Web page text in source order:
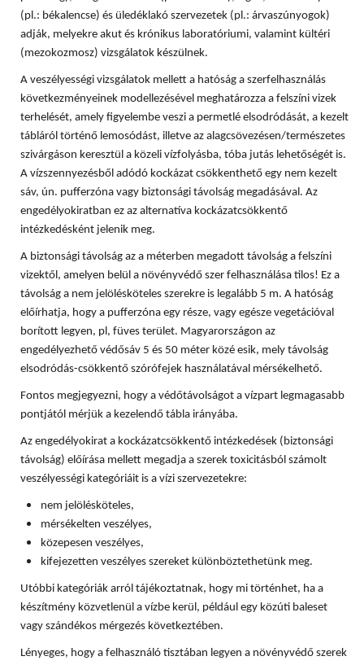
(pl.: békalencse) és üledéklakó szervezetek (pl.: árvaszúnyogok)
adják, melyekre akut és krónikus laboratóriumi, valamint kültéri
(mezokozmosz) vizsgálatok készülnek.
A veszélyességi vizsgálatok mellett a hatóság a szerfelhasználás
következményeinek modellezésével meghatározza a felszíni vizek
terhelését, amely figyelembe veszi a permetlé elsodródását, a kezelt
tábláról történő lemosódást, illetve az alagcsövezésen/természetes
szivárgáson keresztül a közeli vízfolyásba, tóba jutás lehetőségét is.
A vízszennyezésből adódó kockázat csökkenthető egy nem kezelt
sáv, ún. pufferzóna vagy biztonsági távolság megadásával. Az
engedélyokiratban ez az alternatíva kockázatcsökkentő
intézkedésként jelenik meg.
A biztonsági távolság az a méterben megadott távolság a felszíni
vizektől, amelyen belül a növényvédő szer felhasználása tilos! Ez a
távolság a nem jelölésköteles szerekre is legalább 5 m. A hatóság
előírhatja, hogy a pufferzóna egy része, vagy egésze vegetációval
borított legyen, pl, füves terület. Magyarországon az
engedélyezhető védősáv 5 és 50 méter közé esik, mely távolság
elsodródás-csökkentő szórófejek használatával mérsékelhető.
Fontos megjegyezni, hogy a védőtávolságot a vízpart legmagasabb
pontjától mérjük a kezelendő tábla irányába.
Az engedélyokirat a kockázatcsökkentő intézkedések (biztonsági
távolság) előírása mellett megadja a szerek toxicitásból számolt
veszélyességi kategóriáit is a vízi szervezetekre:
nem jelölésköteles,
mérsékelten veszélyes,
közepesen veszélyes,
kifejezetten veszélyes szereket különböztethetünk meg.
Utóbbi kategóriák arról tájékoztatnak, hogy mi történhet, ha a
készítmény közvetlenül a vízbe kerül, például egy közúti baleset
vagy szándékos mérgezés következtében.
Lényeges, hogy a felhasználó tisztában legyen a növényvédő szerek